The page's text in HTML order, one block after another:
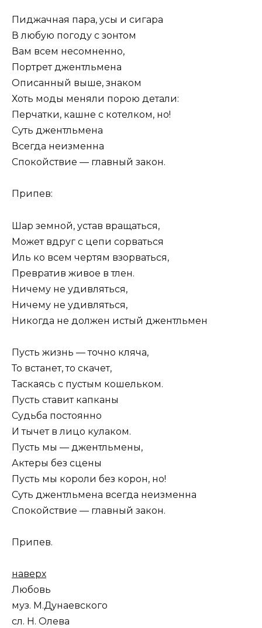
Пиджачная пара, усы и сигара
В любую погоду с зонтом
Вам всем несомненно,
Портрет джентльмена
Описанный выше, знаком
Хоть моды меняли порою детали:
Перчатки, кашне с котелком, но!
Суть джентльмена
Всегда неизменна
Спокойствие — главный закон.
Припев:
Шар земной, устав вращаться,
Может вдруг с цепи сорваться
Иль ко всем чертям взорваться,
Превратив живое в тлен.
Ничему не удивляться,
Ничему не удивляться,
Никогда не должен истый джентльмен
Пусть жизнь — точно кляча,
То встанет, то скачет,
Таскаясь с пустым кошельком.
Пусть ставит капканы
Судьба постоянно
И тычет в лицо кулаком.
Пусть мы — джентльмены,
Актеры без сцены
Пусть мы короли без корон, но!
Суть джентльмена всегда неизменна
Спокойствие — главный закон.
Припев.
наверх
Любовь
муз. М.Дунаевского
сл. Н. Олева